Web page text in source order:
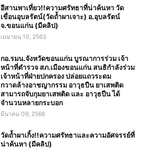
อีสานพาเที่ยว!!ความศรัทธาที่น่าค้นหา วัด
เขื่อนอุบลรัตน์(วัดถ้ำผาเจาะ) อ.อุบลรัตน์
จ.ขอนแก่น (มีคลิป)
เมษายน 10, 2563
กอ.รมน.จังหวัดขอนแก่น บูรณาการร่วม เจ้า
หน้าที่ตำรวจ สภ.เมืองขอนแก่น สนธิกำลังร่วม
เจ้าหน้าที่ฝ่ายปกครอง ปล่อยแถวระดม
กวาดล้างอาชญากรรม อาวุธปืน ยาเสพติด
สามารถจับกุมยาเสพติด และ อาวุธปืน ได้
จำนวนหลายกระบอก
มีนาคม 09, 2566
วัดถ้ำผาเกิ้ง!!ความศรัทธาและความอัศจรรย์ที่
น่าค้นหา (มีคลิป)